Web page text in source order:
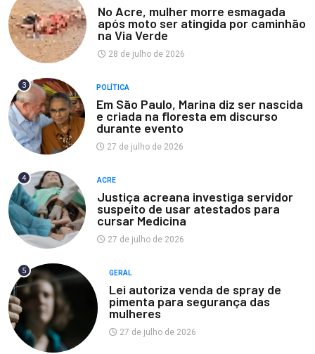
No Acre, mulher morre esmagada
após moto ser atingida por caminhão
na Via Verde
28 de julho de 2026
3 POLÍTICA
Em São Paulo, Marina diz ser nascida
e criada na floresta em discurso
durante evento
27 de julho de 2026
4 ACRE
Justiça acreana investiga servidor
suspeito de usar atestados para
cursar Medicina
27 de julho de 2026
5 GERAL
Lei autoriza venda de spray de
pimenta para segurança das
mulheres
27 de julho de 2026